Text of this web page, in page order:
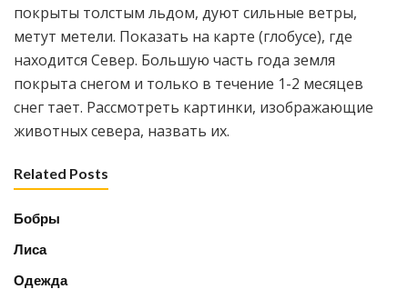
покрыты толстым льдом, дуют сильные ветры,
метут метели. Показать на карте (глобусе), где
находится Север. Большую часть года земля
покрыта снегом и только в течение 1-2 месяцев
снег тает. Рассмотреть картинки, изображающие
животных севера, назвать их.
Related Posts
Бобры
Лиса
Одежда